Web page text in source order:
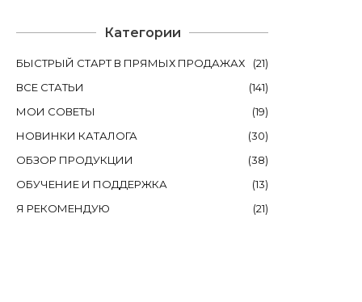
Категории
БЫСТРЫЙ СТАРТ В ПРЯМЫХ ПРОДАЖАХ (21)
ВСЕ СТАТЬИ
(141)
МОИ СОВЕТЫ
(19)
НОВИНКИ КАТАЛОГА
(30)
ОБЗОР ПРОДУКЦИИ
(38)
ОБУЧЕНИЕ И ПОДДЕРЖКА
(13)
Я РЕКОМЕНДУЮ
(21)